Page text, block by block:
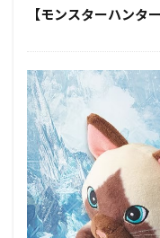
【モンスターハンタ